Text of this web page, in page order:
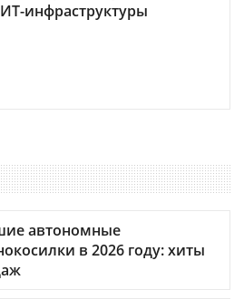
инфраструктуры
автономные
в 2026 году: хиты